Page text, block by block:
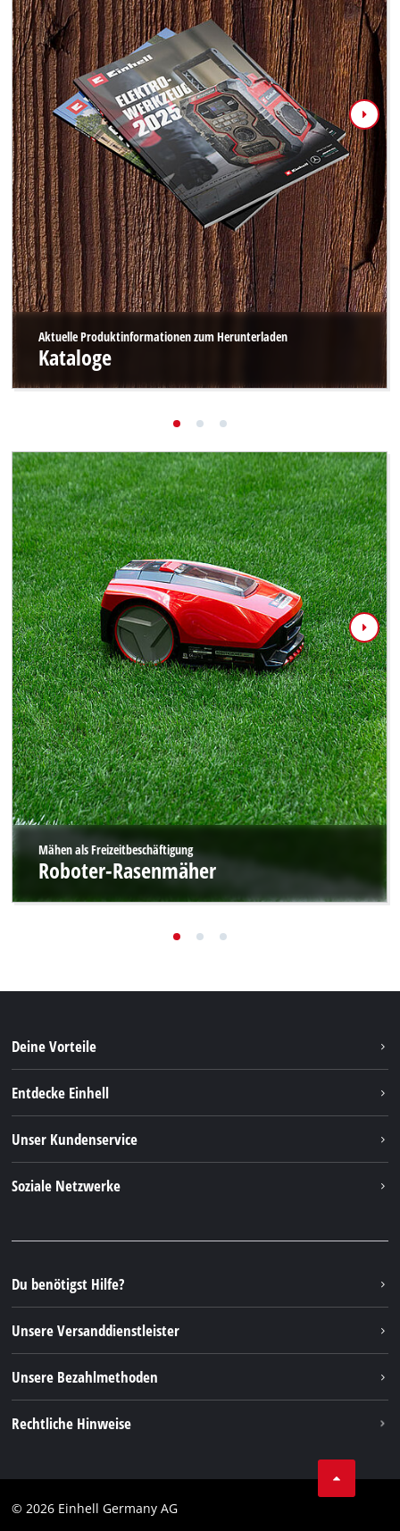
Aktuelle Produktinformationen zum Herunterladen
Kataloge
Mähen als Freizeitbeschäftigung
Roboter-Rasenmäher
Deine Vorteile
Entdecke Einhell
Nachhaltigkeit
Unser Kundenservice
FAQs
Rücksendungen / Widerruf
Verpackungsrichtlinien
Hinweise zur Batterieentsorgung
Vertrag widerrufen
Soziale Netzwerke
Instagram
TikTok
Pinterest
Linkedin
Du benötigst Hilfe?
Unsere Versanddienstleister
Unsere Bezahlmethoden
Rechtliche Hinweise
Impressum
© 2026 Einhell Germany AG